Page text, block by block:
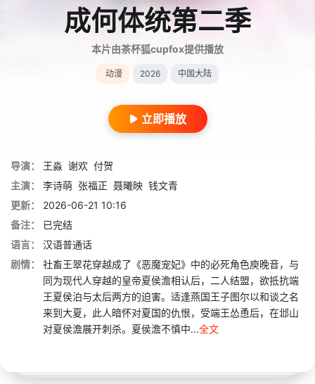
成何体统第二季
本片由茶杯狐cupfox提供播放
动漫 2026 中国大陆
立即播放
导演： 王淼 谢欢 付贺
主演：
李诗萌 张福正 聂曦映 钱文青
更新：
2026-06-21 10:16
备注：
已完结
语言：
汉语普通话
剧情：
社畜王翠花穿越成了《恶魔宠妃》中的必死角色庾晚音，与
同为现代人穿越的皇帝夏侯澹相认后，二人结盟，欲抵抗端
王夏侯泊与太后两方的迫害。适逢燕国王子图尔以和谈之名
来到大夏，此人暗怀对夏国的仇恨，受端王怂恿后，在邶山
对夏侯澹展开刺杀。夏侯澹不慎中...全文